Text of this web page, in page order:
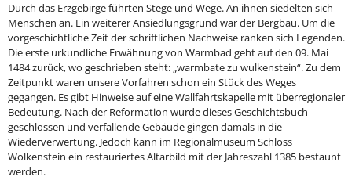
Durch das Erzgebirge führten Stege und Wege. An ihnen siedelten sich
Menschen an. Ein weiterer Ansiedlungsgrund war der Bergbau. Um die
vorgeschichtliche Zeit der schriftlichen Nachweise ranken sich Legenden.
Die erste urkundliche Erwähnung von Warmbad geht auf den 09. Mai
1484 zurück, wo geschrieben steht: „warmbate zu wulkenstein“. Zu dem
Zeitpunkt waren unsere Vorfahren schon ein Stück des Weges
gegangen. Es gibt Hinweise auf eine Wallfahrtskapelle mit überregionaler
Bedeutung. Nach der Reformation wurde dieses Geschichtsbuch
geschlossen und verfallende Gebäude gingen damals in die
Wiederverwertung. Jedoch kann im Regionalmuseum Schloss
Wolkenstein ein restauriertes Altarbild mit der Jahreszahl 1385 bestaunt
werden.